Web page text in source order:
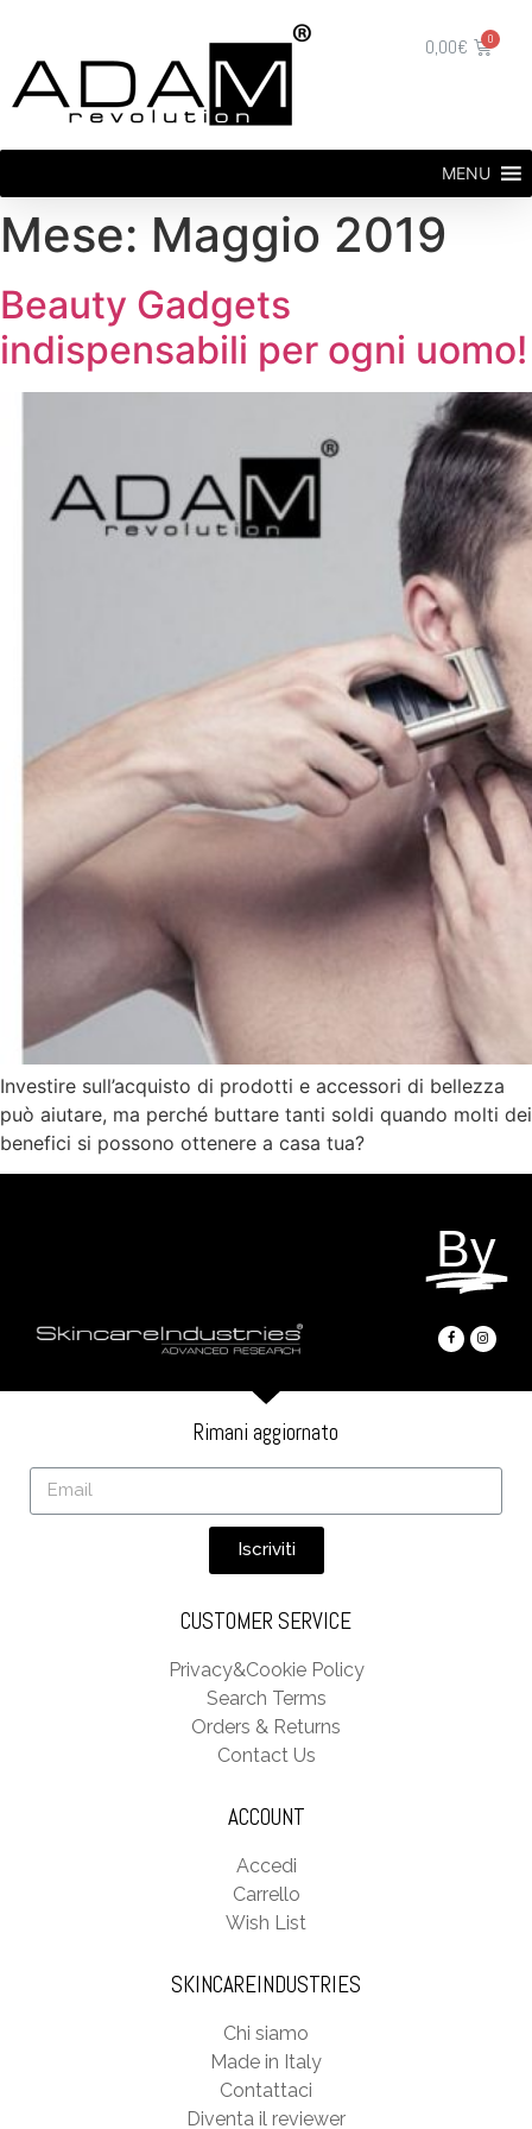
0,00€
MENU
Mese: Maggio 2019
Beauty Gadgets
indispensabili per ogni uomo!
Investire sull’acquisto di prodotti e accessori di bellezza
può aiutare, ma perché buttare tanti soldi quando molti dei
benefici si possono ottenere a casa tua?
By
SKINCAREINDUSTRIES
Chi siamo
Made in Italy
Contattaci
Diventa il reviewer
ACCOUNT
Accedi
Carrello
Wish List
CUSTOMER SERVICE
Privacy&Cookie Policy
Search Terms
Orders & Returns
Contact Us
Rimani aggiornato
Iscriviti